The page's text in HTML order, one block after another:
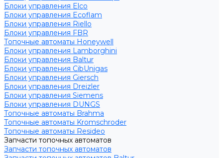
Блоки управления Elco
Блоки управления Ecoflam
Блоки управления Riello
Блоки управления FBR
Топочные автоматы Honeywell
Блоки управления Lamborghini
Блоки управления Baltur
Блоки управления CibUnigas
Блоки управления Giersch
Блоки управления Dreizler
Блоки управления Siemens
Блоки управления DUNGS
Топочные автоматы Brahma
Топочные автоматы Kromschroder
Топочные автоматы Resideo
Запчасти топочных автоматов
Запчасти топочных автоматов